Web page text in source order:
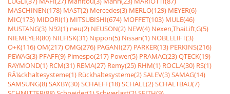
MASCHINEN(178) MAST(2) Mercedes(3) MERLO(129) MEYER(6)
MIC(173) MIDORI(1) MITSUBISHI(674) MOFFET(103) MULE(46)
MUSTANG(3) N92(1) neu(2) NEUSON(2) NEW(4) Nexen,ThaiLift,G(5)
NIEMEYER(80) NILFISK(31) Nippon(5) Nissan(1) NOBLELIFT(3)
O+K(116)OM(217)OMG(276) PAGANI(27) PARKER(13) PERKINS(216)
PEWAG(3) PFAFF(9) Pimespo(217) Power(5) PRAMAC(23)QTECK(19)
RAYMOND(1) RCM(31) REMA(27) Remy(25) RHM(1) ROCLA(30) RS(1)
RÃ¼ckhaltesysteme(1) Rückhaltesysteme(2)SALEV(3)SAMAG(14)
SAMSUNG(8)SAXBY(30)SCHAEFF(18)SCHALL(2)SCHALTBAU(7)